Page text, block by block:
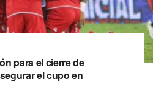
para el cierre de
el cupo en